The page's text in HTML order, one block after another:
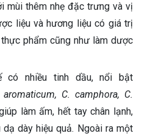
mùi thêm nhẹ đặc trưng và vị
liệu và hương liệu có giá trị
phẩm cũng như làm dược
có nhiều tinh dầu, nổi bật
C. camphora, C.
làm ấm, hết tay chân lạnh,
dày hiệu quả. Ngoài ra một